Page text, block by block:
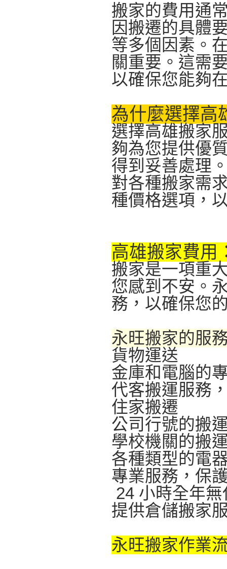
搬家的費用通
因搬遷的具體
等多個因素。
關重要。這需
以確保您能夠
為什麼選擇高
選擇高雄搬家
夠為您提供優
得到妥善處理
對各種搬家需
種價格選項，
高雄搬家費用
搬家是一項重
您感到不安。
務，以確保您
永旺搬家的服
貨物運送
金庫和電腦的
代客搬運服務
住家搬遷
公司行號的搬
學校機關的搬
各種類型的電
專業服務，保
24 小時全年
提供倉儲搬家
永旺搬家作業